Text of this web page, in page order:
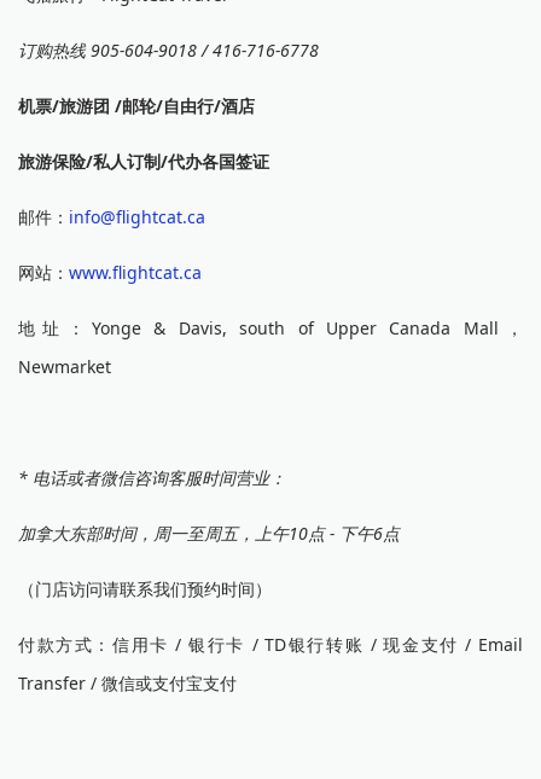
订购热线 905-604-9018 / 416-716-6778
机票/旅游团 /邮轮/自由行/酒店
旅游保险/私人订制/代办各国签证
邮件： info@flightcat.ca
网站： www.flightcat.ca
地址：Yonge & Davis, south of Upper Canada Mall，
Newmarket
* 电话或者微信咨询客服时间营业：
加拿大东部时间，周一至周五，上午10点 - 下午6点
（门店访问请联系我们预约时间）
付款方式：信用卡 / 银行卡 / TD银行转账 / 现金支付 / Email
Transfer / 微信或支付宝支付